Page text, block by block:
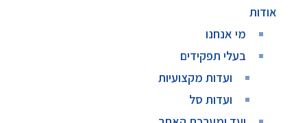
אודות
מי אנחנו
בעלי תפקידים
ועדות מקצועיות
ועדות סל